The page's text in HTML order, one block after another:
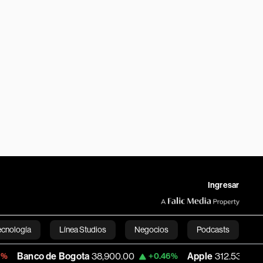
Ingresar
Línea Studios Negocios Podcasts
English
de Bogota 38,900.00 +0.46% Apple 312.53 +0.51%